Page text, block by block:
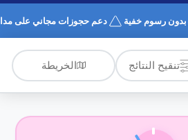
بدون رسوم خفية دعم حجوزات مجاني على مدار
تنقيح النتائج الخريطة